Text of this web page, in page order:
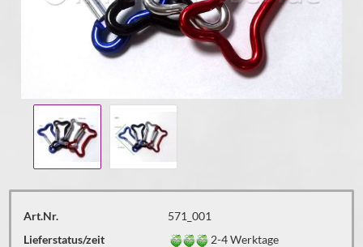
Art.Nr.
571_001
Lieferstatus/zeit
2-4 Werktage